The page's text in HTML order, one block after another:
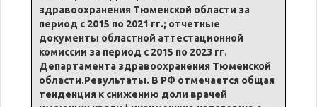
здравоохранения Тюменской области за
период с 2015 по 2021 гг.; отчетные
документы областной аттестационной
комиссии за период с 2015 по 2023 гг.
Департамента здравоохранения Тюменской
области.Результаты. В РФ отмечается общая
тенденция к снижению доли врачей